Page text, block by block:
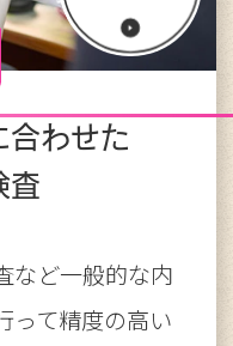
合わせた
査
など一般的な内
って精度の高い